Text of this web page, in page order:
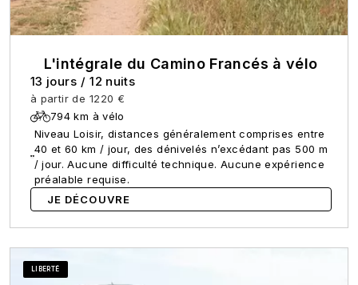
L'intégrale du Camino Francés à vélo
13 jours / 12 nuits
à partir de 1220 €
794 km à vélo
Niveau Loisir, distances généralement comprises entre
40 et 60 km / jour, des dénivelés n’excédant pas 500 m
/ jour. Aucune difficulté technique. Aucune expérience
préalable requise.
JE DÉCOUVRE
LIBERTÉ